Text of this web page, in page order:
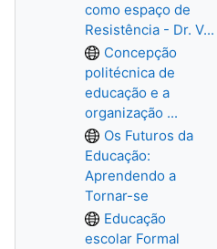
como espaço de
Resistência - Dr. V...
Concepção
politécnica de
educação e a
organização ...
Os Futuros da
Educação:
Aprendendo a
Tornar-se
Educação
escolar Formal